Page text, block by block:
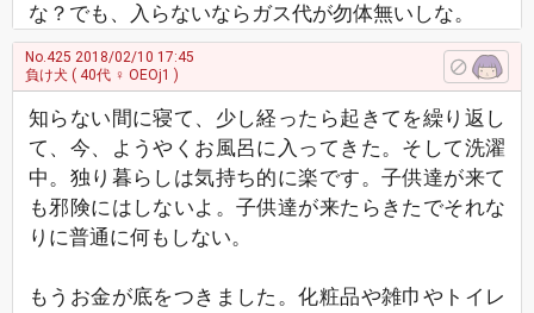
な？でも、入らないならガス代が勿体無いしな。
No.425 2018/02/10 17:45
負け犬 ( 40代 ♀ OEOj1 )
知らない間に寝て、少し経ったら起きてを繰り返し
て、今、ようやくお風呂に入ってきた。そして洗濯
中。独り暮らしは気持ち的に楽です。子供達が来て
も邪険にはしないよ。子供達が来たらきたでそれな
りに普通に何もしない。
もうお金が底をつきました。化粧品や雑巾やトイレ